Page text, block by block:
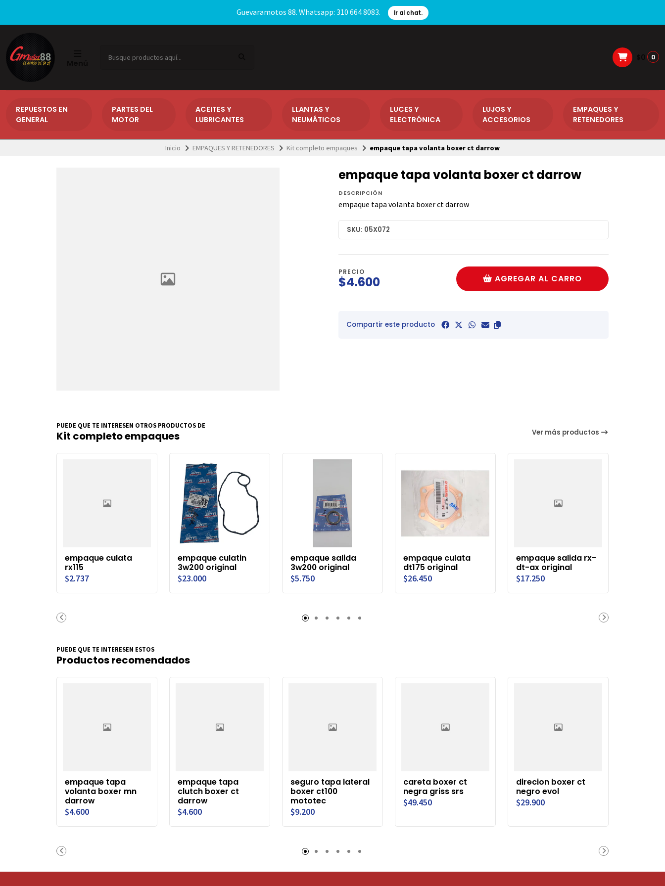
Guevaramotos 88. Whatsapp: 310 664 8083. Ir al chat.
0
REPUESTOS EN
GENERAL
PARTES DEL
MOTOR
ACEITES Y
LUBRICANTES
LLANTAS Y
NEUMÁTICOS
LUCES Y
ELECTRÓNICA
LUJOS Y
ACCESORIOS
EMPAQUES Y
RETENEDORES
Inicio EMPAQUES Y RETENEDORES Kit completo empaques empaque tapa volanta boxer ct darrow
empaque tapa volanta boxer ct darrow
DESCRIPCIÓN
empaque tapa volanta boxer ct darrow
SKU: 05X072
PRECIO
$4.600 AGREGAR AL CARRO
Compartir este producto
PUEDE QUE TE INTERESEN OTROS PRODUCTOS DE
Kit completo empaques Ver más productos
empaque culata
rx115
$2.737
empaque culatin
3w200 original
$23.000
empaque salida
3w200 original
$5.750
empaque culata
dt175 original
$26.450
empaque salida rx-
dt-ax original
$17.250
PUEDE QUE TE INTERESEN ESTOS
Productos recomendados
empaque tapa
volanta boxer mn
darrow
$4.600
empaque tapa
clutch boxer ct
darrow
$4.600
seguro tapa lateral
boxer ct100
mototec
$9.200
careta boxer ct
negra griss srs
$49.450
direcion boxer ct
negro evol
$29.900